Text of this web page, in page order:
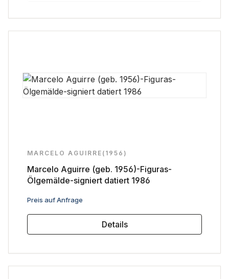
MARCELO AGUIRRE(1956)
Marcelo Aguirre (geb. 1956)-Figuras-
Ölgemälde-signiert datiert 1986
Regulärer Preis:
Preis auf Anfrage
Details